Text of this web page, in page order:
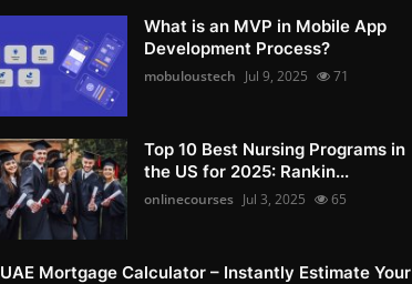
What is an MVP in Mobile App
Development Process?
mobuloustech Jul 9, 2025 71
Top 10 Best Nursing Programs in
the US for 2025: Rankin...
onlinecourses Jul 3, 2025 65
UAE Mortgage Calculator – Instantly Estimate Your